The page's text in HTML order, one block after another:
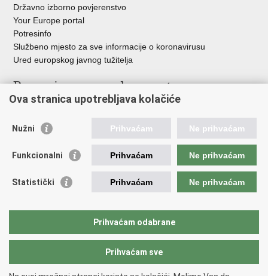
Državno izborno povjerenstvo
Your Europe portal
Potresinfo
Službeno mjesto za sve informacije o koronavirusu
Ured europskog javnog tužitelja
Poveznice pravosudnog sustava
Državno odvjetništvo
Ured za suzbijanje korupcije i organiziranog kriminaliteta
Državno sudbeno vijeće
Državnoodvjetničko vijeće
Hrvatska odvjetnička komora
Europski pravosudni portal
Ova stranica upotrebljava kolačiće
Nužni Prihvaćam Ne prihvaćam
Funkcionalni Prihvaćam Ne prihvaćam
Statistički Prihvaćam Ne prihvaćam
Prihvaćam odabrane
Prihvaćam sve